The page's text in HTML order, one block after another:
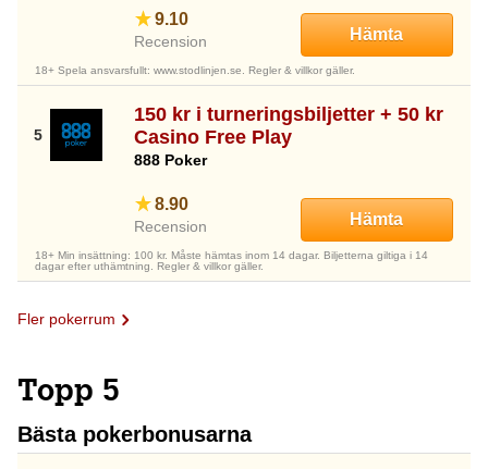
9.10
Recension Hämta
18+ Spela ansvarsfullt: www.stodlinjen.se. Regler & villkor gäller.
150 kr i turneringsbiljetter + 50 kr
Casino Free Play
888 Poker
8.90
Recension Hämta
18+ Min insättning: 100 kr. Måste hämtas inom 14 dagar. Biljetterna giltiga i 14
dagar efter uthämtning. Regler & villkor gäller.
Fler pokerrum
Topp 5
Bästa pokerbonusarna